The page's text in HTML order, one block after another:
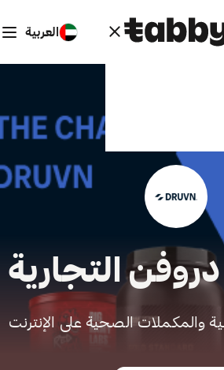
العربية
دروفن التجارية
التجارية
والمكملات الصحية على الإنترنت